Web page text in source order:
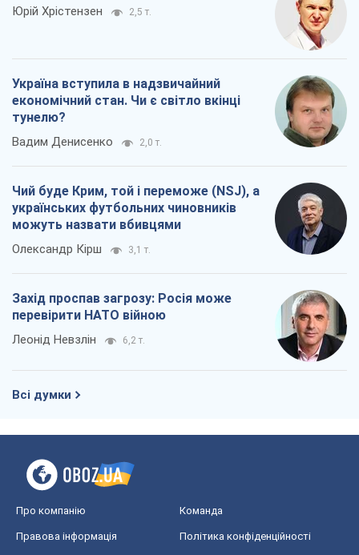
Юрій Хрістензен 2,5 т.
Україна вступила в надзвичайний
економічний стан. Чи є світло вкінці
тунелю?
Вадим Денисенко 2,0 т.
Чий буде Крим, той і переможе (NSJ), а
українських футбольних чиновників
можуть назвати вбивцями
Олександр Кірш 3,1 т.
Захід проспав загрозу: Росія може
перевірити НАТО війною
Леонід Невзлін 6,2 т.
Всі думки
Про компанію Команда
Правова інформація Політика конфіденційності